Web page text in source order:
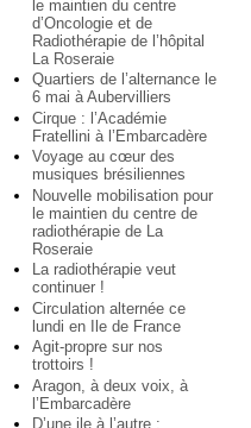
le maintien du centre
d’Oncologie et de
Radiothérapie de l’hôpital
La Roseraie
Quartiers de l’alternance le
6 mai à Aubervilliers
Cirque : l’Académie
Fratellini à l’Embarcadère
Voyage au cœur des
musiques brésiliennes
Nouvelle mobilisation pour
le maintien du centre de
radiothérapie de La
Roseraie
La radiothérapie veut
continuer !
Circulation alternée ce
lundi en Ile de France
Agit-propre sur nos
trottoirs !
Aragon, à deux voix, à
l’Embarcadère
D’une ile à l’autre :